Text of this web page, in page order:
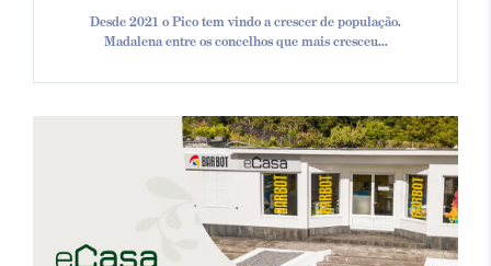
Desde 2021 o Pico tem vindo a crescer de população.
Madalena entre os concelhos que mais cresceu...